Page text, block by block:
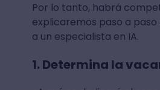
Por lo tanto, habrá
explicaremos paso a
a un especialista en IA.
1. Determina la